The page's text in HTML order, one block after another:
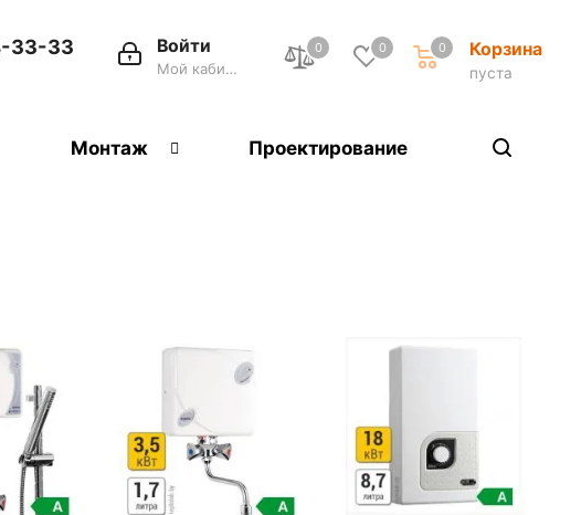
0 0 Корзина
пуста
0
Войти
Мой кабинет
33-33
Монтаж Проектирование